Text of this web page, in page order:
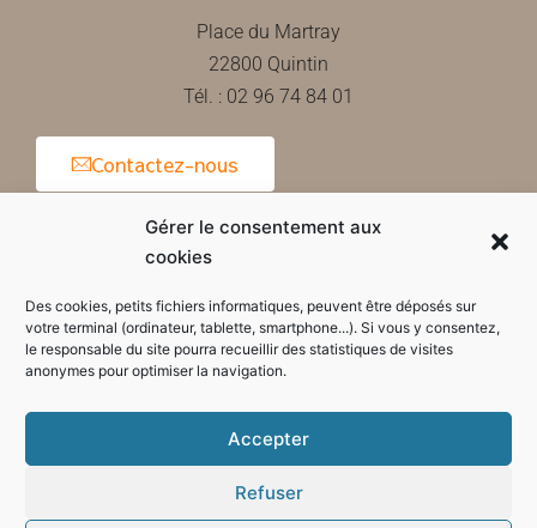
Gérer le consentement aux
cookies
Des cookies, petits fichiers informatiques, peuvent être déposés sur
votre terminal (ordinateur, tablette, smartphone...). Si vous y consentez,
le responsable du site pourra recueillir des statistiques de visites
anonymes pour optimiser la navigation.
Accepter
Refuser
Place du Martray
22800 Quintin
Tél. : 02 96 74 84 01
Contactez-nous
Horaires d'ouverture de la mairie